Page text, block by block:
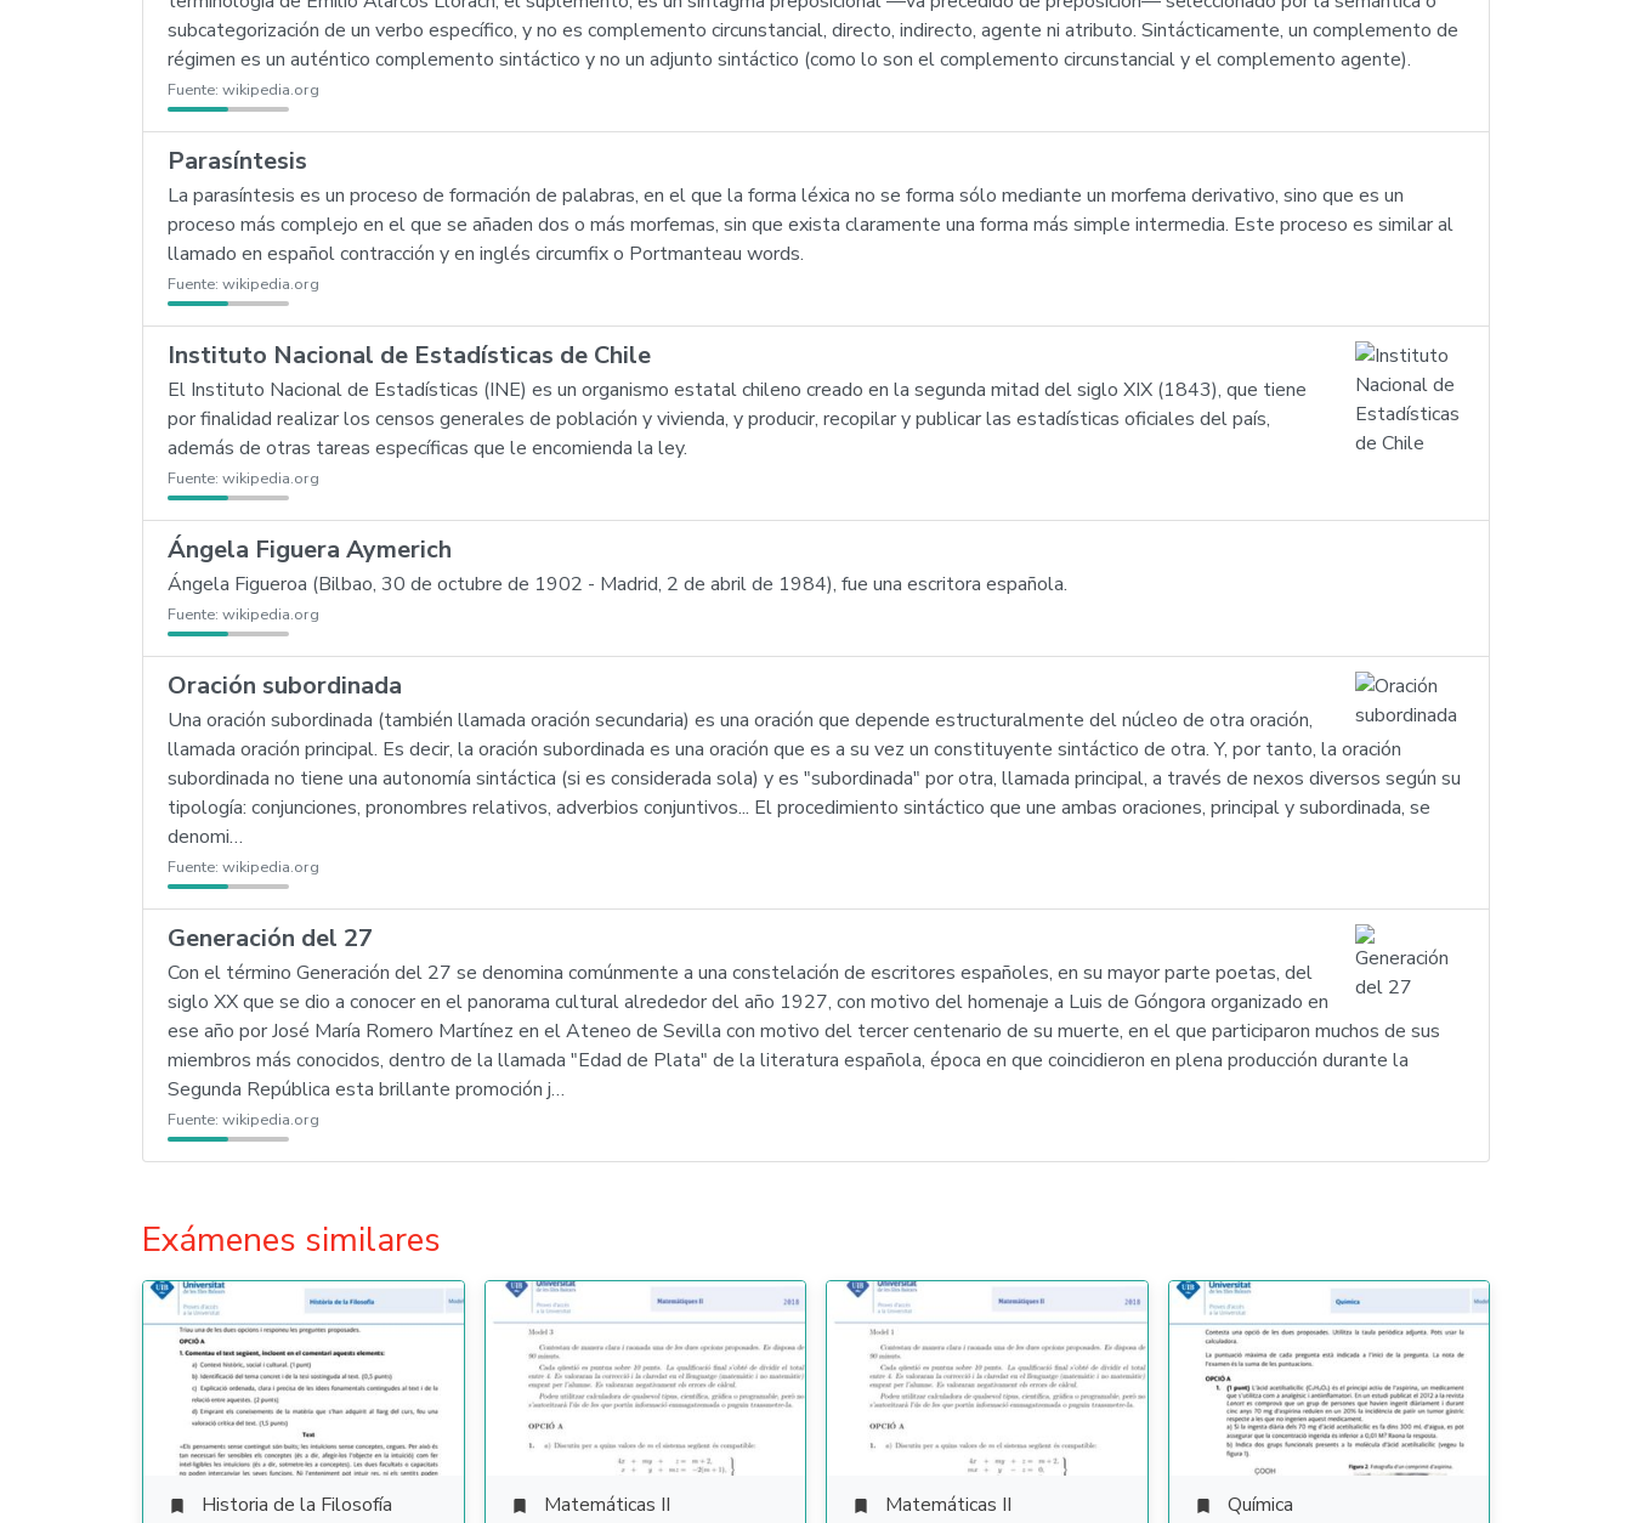
subcategorización de un verbo específico, y no es complemento circunstancial, directo, indirecto, agente ni atributo. Sintácticamente, un complemento de
régimen es un auténtico complemento sintáctico y no un adjunto sintáctico (como lo son el complemento circunstancial y el complemento agente).
Fuente: wikipedia.org
Parasíntesis
La parasíntesis es un proceso de formación de palabras, en el que la forma léxica no se forma sólo mediante un morfema derivativo, sino que es un
proceso más complejo en el que se añaden dos o más morfemas, sin que exista claramente una forma más simple intermedia. Este proceso es similar al
llamado en español contracción y en inglés circumfix o Portmanteau words.
Fuente: wikipedia.org
Instituto Nacional de Estadísticas de Chile
El Instituto Nacional de Estadísticas (INE) es un organismo estatal chileno creado en la segunda mitad del siglo XIX (1843), que tiene
por finalidad realizar los censos generales de población y vivienda, y producir, recopilar y publicar las estadísticas oficiales del país,
además de otras tareas específicas que le encomienda la ley.
Fuente: wikipedia.org
Ángela Figuera Aymerich
Ángela Figueroa (Bilbao, 30 de octubre de 1902 - Madrid, 2 de abril de 1984), fue una escritora española.
Fuente: wikipedia.org
Oración subordinada
Una oración subordinada (también llamada oración secundaria) es una oración que depende estructuralmente del núcleo de otra oración,
llamada oración principal. Es decir, la oración subordinada es una oración que es a su vez un constituyente sintáctico de otra. Y, por tanto, la oración
subordinada no tiene una autonomía sintáctica (si es considerada sola) y es "subordinada" por otra, llamada principal, a través de nexos diversos según su
tipología: conjunciones, pronombres relativos, adverbios conjuntivos... El procedimiento sintáctico que une ambas oraciones, principal y subordinada, se
denomi…
Fuente: wikipedia.org
Generación del 27
Con el término Generación del 27 se denomina comúnmente a una constelación de escritores españoles, en su mayor parte poetas, del
siglo XX que se dio a conocer en el panorama cultural alrededor del año 1927, con motivo del homenaje a Luis de Góngora organizado en
ese año por José María Romero Martínez en el Ateneo de Sevilla con motivo del tercer centenario de su muerte, en el que participaron muchos de sus
miembros más conocidos, dentro de la llamada "Edad de Plata" de la literatura española, época en que coincidieron en plena producción durante la
Segunda República esta brillante promoción j…
Fuente: wikipedia.org
Exámenes similares
 Historia de la Filosofía  Matemáticas II  Matemáticas II  Química